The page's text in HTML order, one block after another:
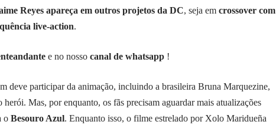
Reyes apareça em outros projetos da DC, seja em crossover com
live-action.
e no nosso canal de whatsapp !
deve participar da animação, incluindo a brasileira Bruna Marquezine,
Mas, por enquanto, os fãs precisam aguardar mais atualizações
o Besouro Azul. Enquanto isso, o filme estrelado por Xolo Maridueña